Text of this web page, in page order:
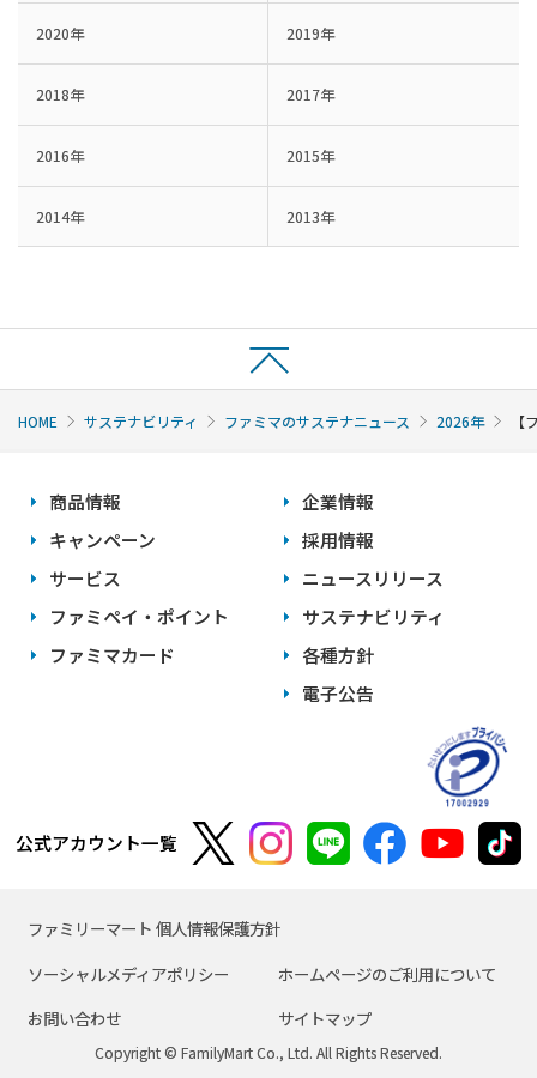
2020年 2019年
2018年 2017年
2016年 2015年
2014年 2013年
HOME サステナビリティ ファミマのサステナニュース 2026年
商品情報
キャンペーン
サービス
ファミペイ・ポイント
ファミマカード
企業情報
採用情報
ニュースリリース
サステナビリティ
各種方針
電子公告
公式アカウント一覧
ファミリーマート 個人情報保護方針
ソーシャルメディアポリシー
ホームページのご利用について
お問い合わせ
サイトマップ
Copyright © FamilyMart Co., Ltd. All Rights Reserved.